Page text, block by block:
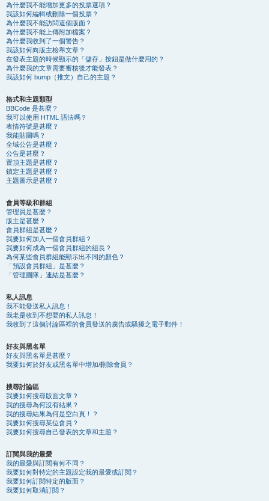
為什麼我不能增加更多的投票選項？
我該如何編輯或刪除一個投票？
為什麼我不能訪問這個版面？
為什麼我不能上傳附加檔案？
為什麼我收到了一個警告？
我該如何向版主檢舉文章？
在發表主題的時候顯示的「儲存」按鈕是做什麼用的？
為什麼我的文章需要審核後才能發表？
我該如何 bump（推文）自己的主題？
格式和主題類型
BBCode 是甚麼？
我可以使用 HTML 語法嗎？
表情符號是甚麼？
我能貼圖嗎？
全域公告是甚麼？
公告是甚麼？
置頂主題是甚麼？
鎖定主題是甚麼？
主題圖示是甚麼？
會員等級和群組
管理員是甚麼？
版主是甚麼？
會員群組是甚麼？
我要如何加入一個會員群組？
我要如何成為一個會員群組的組長？
為何某些會員群組能顯示出不同的顏色？
「預設會員群組」是甚麼？
「管理團隊」連結是甚麼？
私人訊息
我不能發送私人訊息！
我老是收到不想要的私人訊息！
我收到了這個討論區裡的會員發送的廣告或騷擾之電子郵件！
好友與黑名單
好友與黑名單是甚麼？
我要如何於好友或黑名單中增加/刪除會員？
搜尋討論區
我要如何搜尋版面文章？
我的搜尋為何沒有結果？
我的搜尋結果為何是空白頁！？
我要如何搜尋某位會員？
我要如何搜尋自己發表的文章和主題？
訂閱與我的最愛
我的最愛與訂閱有何不同？
我要如何對特定的主題設定我的最愛或訂閱？
我要如何訂閱特定的版面？
我要如何取消訂閱？